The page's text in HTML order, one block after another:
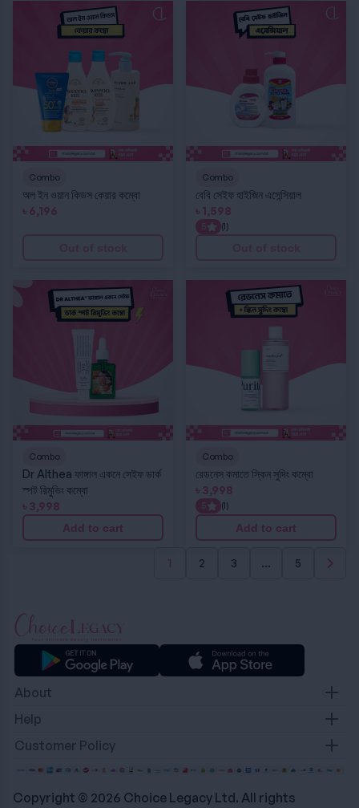
Combo
অল ইন ওয়ান কিডস কেয়ার কম্বো
৳ 6,196
Combo
বেবি সেইফ হাইজিন এসেন্সিয়াল
৳ 1,598
5 (1)
Combo
Dr Althea ফাঙ্গাল একনে সেইফ ডার্ক
স্পট রিমুভিং কম্বো
৳ 3,998
Add to cart
Dr Althea ফাঙ্গাল একনে সেইফ ডার্ক স্পট রিমুভিং কম্বো
Combo
রেডনেস কমাতে স্কিন সুদিং কম্বো
৳ 3,998
5 (1)
Add to cart
1 2 3 … 5
About
Contact
Career
Help
Terms & Condition
Customer Policy
Refund & Return Policy
Copyright © 2026 Choice Legacy Ltd. All rights